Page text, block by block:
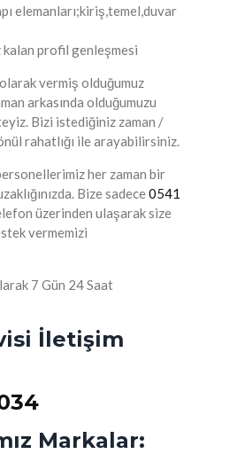
elemanları;kiriş,temel,duvar
kalan profil genleşmesi
vermiş olduğumuz
arkasında olduğumuzu
Bizi istediğiniz zaman /
rahatlığı ile arayabilirsiniz.
her zaman bir
Bize sadece0541
üzerinden ulaşarak size
vermemizi
7 Gün 24 Saat
İletişim
Markalar: